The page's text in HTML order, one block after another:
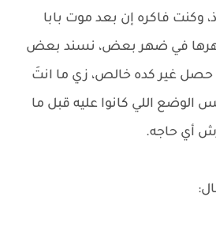
وكنت فاكره إن بعد موت بابا
في ضهر بعض، نسند بعض
حصل غير كده خالص، زي ما انتَ
اللي كانوا عليه قبل ما
أي حاجه.